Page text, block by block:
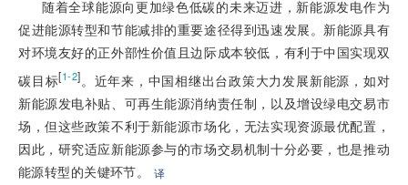
随着全球能源向更加绿色低碳的未来迈进，新能源发电作为
促进能源转型和节能减排的重要途径得到迅速发展。新能源具有
对环境友好的正外部性价值且边际成本较低，有利于中国实现双
碳目标[1-2]。近年来，中国相继出台政策大力发展新能源，如对
新能源发电补贴、可再生能源消纳责任制，以及增设绿电交易市
场，但这些政策不利于新能源市场化，无法实现资源最优配置，
因此，研究适应新能源参与的市场交易机制十分必要，也是推动
能源转型的关键环节。
译